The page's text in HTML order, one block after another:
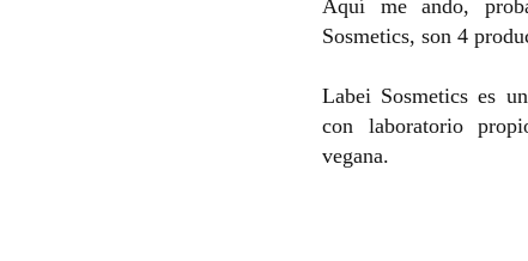
Aquí me ando,
Sosmetics, son 4
Labei Sosmetics es
con laboratorio
vegana.